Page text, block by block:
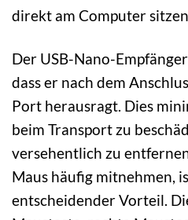
direkt am Computer sitzen
Der USB-Nano-
dass er nach dem
Port herausragt. Dies
beim Transport zu
versehentlich zu
Maus häufig mitnehmen,
entscheidender Vorteil.